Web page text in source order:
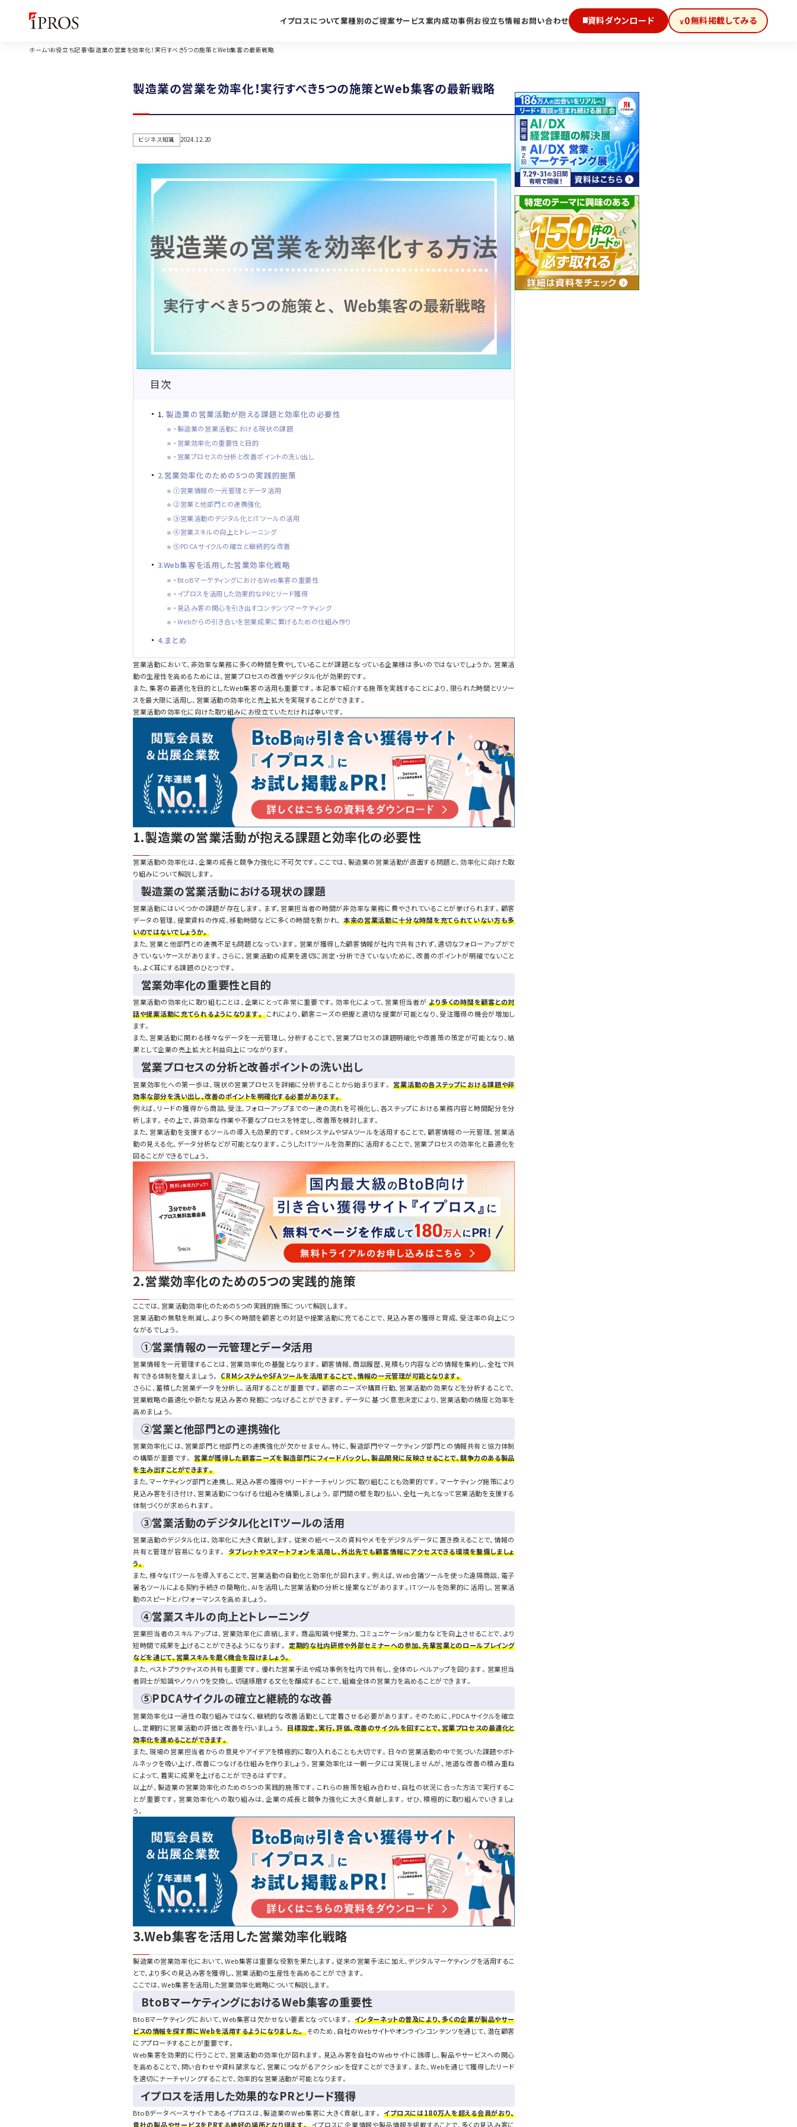
イプロスについて業種別のご提案サービス案内成功事例お役立ち情報お問い合わせ 資料ダウンロード ￥0無料掲載してみる
ホーム お役立ち記事 製造業の営業を効率化！実行すべき5つの施策とWeb集客の最新戦略
製造業の営業を効率化！実行すべき5つの施策とWeb集客の最新戦略
ビジネス知識 2024.12.20
目次
1.製造業の営業活動が抱える課題と効率化の必要性
・製造業の営業活動における現状の課題
・営業効率化の重要性と目的
・営業プロセスの分析と改善ポイントの洗い出し
2.営業効率化のための5つの実践的施策
①営業情報の一元管理とデータ活用
②営業と他部門との連携強化
③営業活動のデジタル化とITツールの活用
④営業スキルの向上とトレーニング
⑤PDCAサイクルの確立と継続的な改善
3.Web集客を活用した営業効率化戦略
・BtoBマーケティングにおけるWeb集客の重要性
・イプロスを活用した効果的なPRとリード獲得
・見込み客の関心を引き出すコンテンツマーケティング
・Webからの引き合いを営業成果に繋げるための仕組み作り
4.まとめ
営業活動において、非効率な業務に多くの時間を費やしていることが課題となっている企業様は多いのではないでしょうか。営業活
動の生産性を高めるためには、営業プロセスの改善やデジタル化が効果的です。
また、集客の最適化を目的としたWeb集客の活用も重要です。本記事で紹介する施策を実践することにより、限られた時間とリソー
スを最大限に活用し、営業活動の効率化と売上拡大を実現することができます。
営業活動の効率化に向けた取り組みにお役立ていただければ幸いです。
1.製造業の営業活動が抱える課題と効率化の必要性
営業活動の効率化は、企業の成長と競争力強化に不可欠です。ここでは、製造業の営業活動が直面する問題と、効率化に向けた取
り組みについて解説します。
製造業の営業活動における現状の課題
営業活動にはいくつかの課題が存在します。まず、営業担当者の時間が非効率な業務に費やされていることが挙げられます。顧客
データの管理、提案資料の作成、移動時間などに多くの時間を割かれ、 本来の営業活動に十分な時間を充てられていない方も多
いのではないでしょうか。
また、営業と他部門との連携不足も問題となっています。営業が獲得した顧客情報が社内で共有されず、適切なフォローアップがで
きていないケースがあります。さらに、営業活動の成果を適切に測定・分析できていないために、改善のポイントが明確でないこと
も、よく耳にする課題のひとつです。
営業効率化の重要性と目的
営業活動の効率化に取り組むことは、企業にとって非常に重要です。効率化によって、営業担当者がより多くの時間を顧客との対
話や提案活動に充てられるようになります。これにより、顧客ニーズの把握と適切な提案が可能となり、受注獲得の機会が増加し
ます。
また、営業活動に関わる様々なデータを一元管理し、分析することで、営業プロセスの課題明確化や改善策の策定が可能となり、結
果として企業の売上拡大と利益向上につながります。
営業プロセスの分析と改善ポイントの洗い出し
営業効率化への第一歩は、現状の営業プロセスを詳細に分析することから始まります。営業活動の各ステップにおける課題や非
効率な部分を洗い出し、改善のポイントを明確化する必要があります。
例えば、リードの獲得から商談、受注、フォローアップまでの一連の流れを可視化し、各ステップにおける業務内容と時間配分を分
析します。その上で、非効率な作業や不要なプロセスを特定し、改善策を検討します。
また、営業活動を支援するツールの導入も効果的です。CRMシステムやSFAツールを活用することで、顧客情報の一元管理、営業活
動の見える化、データ分析などが可能となります。こうしたITツールを効果的に活用することで、営業プロセスの効率化と最適化を
図ることができるでしょう。
2.営業効率化のための5つの実践的施策
ここでは、営業活動効率化のための5つの実践的施策について解説します。
営業活動の無駄を削減し、より多くの時間を顧客との対話や提案活動に充てることで、見込み客の獲得と育成、受注率の向上につ
ながるでしょう。
①営業情報の一元管理とデータ活用
営業情報を一元管理することは、営業効率化の基盤となります。顧客情報、商談履歴、見積もり内容などの情報を集約し、全社で共
有できる体制を整えましょう。CRMシステムやSFAツールを活用することで、情報の一元管理が可能となります。
さらに、蓄積した営業データを分析し、活用することが重要です。顧客のニーズや購買行動、営業活動の効果などを分析することで、
営業戦略の最適化や新たな見込み客の発掘につなげることができます。データに基づく意思決定により、営業活動の精度と効率を
高めましょう。
②営業と他部門との連携強化
営業効率化には、営業部門と他部門との連携強化が欠かせません。特に、製造部門やマーケティング部門との情報共有と協力体制
の構築が重要です。営業が獲得した顧客ニーズを製造部門にフィードバックし、製品開発に反映させることで、競争力のある製品
を生み出すことができます。
また、マーケティング部門と連携し、見込み客の獲得やリードナーチャリングに取り組むことも効果的です。マーケティング施策により
見込み客を引き付け、営業活動につなげる仕組みを構築しましょう。部門間の壁を取り払い、全社一丸となって営業活動を支援する
体制づくりが求められます。
③営業活動のデジタル化とITツールの活用
営業活動のデジタル化は、効率化に大きく貢献します。従来の紙ベースの資料やメモをデジタルデータに置き換えることで、情報の
共有と管理が容易になります。タブレットやスマートフォンを活用し、外出先でも顧客情報にアクセスできる環境を整備しましょ
う。
また、様々なITツールを導入することで、営業活動の自動化と効率化が図れます。例えば、Web会議ツールを使った遠隔商談、電子
署名ツールによる契約手続きの簡略化、AIを活用した営業活動の分析と提案などがあります。ITツールを効果的に活用し、営業活
動のスピードとパフォーマンスを高めましょう。
④営業スキルの向上とトレーニング
営業担当者のスキルアップは、営業効率化に直結します。商品知識や提案力、コミュニケーション能力などを向上させることで、より
短時間で成果を上げることができるようになります。定期的な社内研修や外部セミナーへの参加、先輩営業とのロールプレイング
などを通じて、営業スキルを磨く機会を設けましょう。
また、ベストプラクティスの共有も重要です。優れた営業手法や成功事例を社内で共有し、全体のレベルアップを図ります。営業担当
者同士が知識やノウハウを交換し、切磋琢磨する文化を醸成することで、組織全体の営業力を高めることができます。
⑤PDCAサイクルの確立と継続的な改善
営業効率化は一過性の取り組みではなく、継続的な改善活動として定着させる必要があります。そのために、PDCAサイクルを確立
し、定期的に営業活動の評価と改善を行いましょう。目標設定、実行、評価、改善のサイクルを回すことで、営業プロセスの最適化と
効率化を進めることができます。
また、現場の営業担当者からの意見やアイデアを積極的に取り入れることも大切です。日々の営業活動の中で気づいた課題やボト
ルネックを吸い上げ、改善につなげる仕組みを作りましょう。営業効率化は一朝一夕には実現しませんが、地道な改善の積み重ね
によって、着実に成果を上げることができるはずです。
以上が、製造業の営業効率化のための5つの実践的施策です。これらの施策を組み合わせ、自社の状況に合った方法で実行するこ
とが重要です。営業効率化への取り組みは、企業の成長と競争力強化に大きく貢献します。ぜひ、積極的に取り組んでいきましょ
う。
3.Web集客を活用した営業効率化戦略
製造業の営業効率化において、Web集客は重要な役割を果たします。従来の営業手法に加え、デジタルマーケティングを活用するこ
とで、より多くの見込み客を獲得し、営業活動の生産性を高めることができます。
ここでは、Web集客を活用した営業効率化戦略について解説します。
BtoBマーケティングにおけるWeb集客の重要性
BtoBマーケティングにおいて、Web集客は欠かせない要素となっています。 インターネットの普及により、多くの企業が製品やサー
ビスの情報を探す際にWebを活用するようになりました。そのため、自社のWebサイトやオンラインコンテンツを通じて、潜在顧客
にアプローチすることが重要です。
Web集客を効果的に行うことで、営業活動の効率化が図れます。見込み客を自社のWebサイトに誘導し、製品やサービスへの関心
を高めることで、問い合わせや資料請求など、営業につながるアクションを促すことができます。また、Webを通じて獲得したリード
を適切にナーチャリングすることで、効率的な営業活動が可能となります。
イプロスを活用した効果的なPRとリード獲得
BtoBデータベースサイトであるイプロスは、製造業のWeb集客に大きく貢献します。イプロスには180万人を超える会員がおり、
貴社の製品やサービスをPRする絶好の場所となり得ます。イプロスに企業情報や製品情報を掲載することで、多くの見込み客に